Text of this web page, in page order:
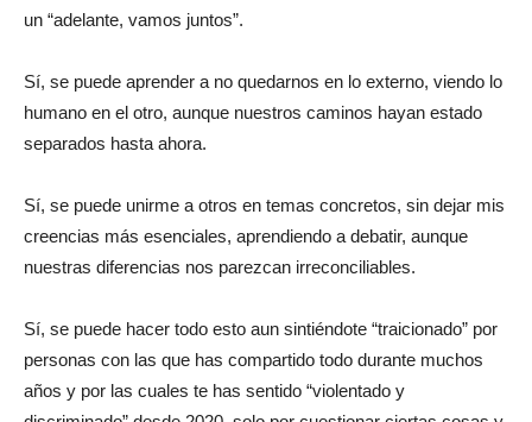
un “adelante, vamos juntos”.
Sí, se puede aprender a no quedarnos en lo externo, viendo lo
humano en el otro, aunque nuestros caminos hayan estado
separados hasta ahora.
Sí, se puede unirme a otros en temas concretos, sin dejar mis
creencias más esenciales, aprendiendo a debatir, aunque
nuestras diferencias nos parezcan irreconciliables.
Sí, se puede hacer todo esto aun sintiéndote “traicionado” por
personas con las que has compartido todo durante muchos
años y por las cuales te has sentido “violentado y